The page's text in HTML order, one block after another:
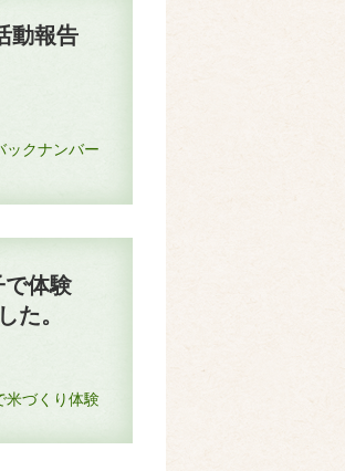
動報告
ックナンバー
で体験
た。
米づくり体験